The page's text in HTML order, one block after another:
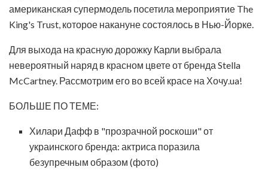
американская супермодель посетила мероприятие The
King's Trust, которое накануне состоялось в Нью-Йорке.
Для выхода на красную дорожку Карли выбрала
невероятный наряд в красном цвете от бренда Stella
McCartney. Рассмотрим его во всей красе на Хочу.ua!
БОЛЬШЕ ПО ТЕМЕ:
Хилари Дафф в "прозрачной роскоши" от
украинского бренда: актриса поразила
безупречным образом (фото)